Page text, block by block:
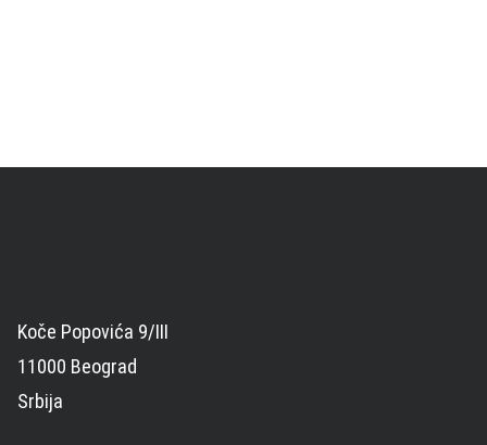
Koče Popovića 9/III
11000 Beograd
Srbija